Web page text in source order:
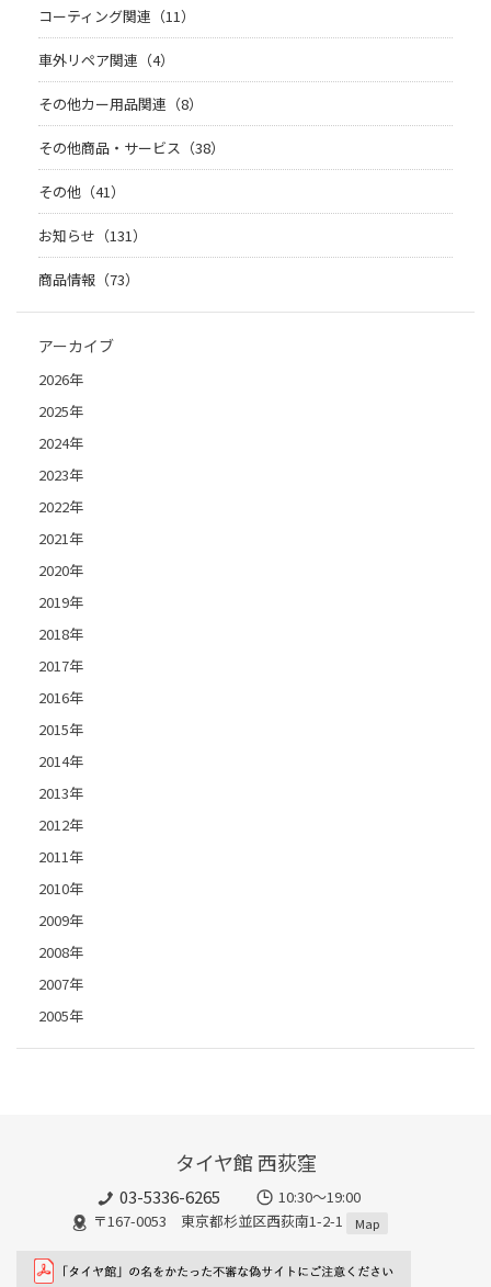
コーティング関連（11）
車外リペア関連（4）
その他カー用品関連（8）
その他商品・サービス（38）
その他（41）
お知らせ（131）
商品情報（73）
アーカイブ
2026年
2025年
2024年
2023年
2022年
2021年
2020年
2019年
2018年
2017年
2016年
2015年
2014年
2013年
2012年
2011年
2010年
2009年
2008年
2007年
2005年
タイヤ館 西荻窪
03-5336-6265
10:30～19:00
〒167-0053 東京都杉並区西荻南1-2-1
Map